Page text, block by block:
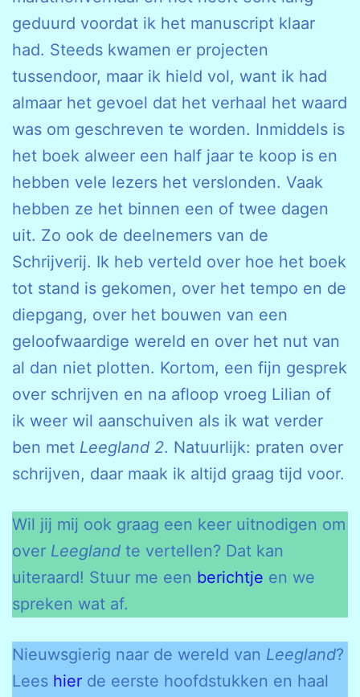
geduurd voordat ik het manuscript klaar
had. Steeds kwamen er projecten
tussendoor, maar ik hield vol, want ik had
almaar het gevoel dat het verhaal het waard
was om geschreven te worden. Inmiddels is
het boek alweer een half jaar te koop is en
hebben vele lezers het verslonden. Vaak
hebben ze het binnen een of twee dagen
uit. Zo ook de deelnemers van de
Schrijverij. Ik heb verteld over hoe het boek
tot stand is gekomen, over het tempo en de
diepgang, over het bouwen van een
geloofwaardige wereld en over het nut van
al dan niet plotten. Kortom, een fijn gesprek
over schrijven en na afloop vroeg Lilian of
ik weer wil aanschuiven als ik wat verder
ben met Leegland 2. Natuurlijk: praten over
schrijven, daar maak ik altijd graag tijd voor.
Wil jij mij ook graag een keer uitnodigen om
over Leegland te vertellen? Dat kan
uiteraard! Stuur me een berichtje en we
spreken wat af.
Nieuwsgierig naar de wereld van Leegland?
Lees hier de eerste hoofdstukken en haal